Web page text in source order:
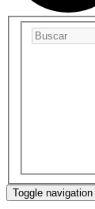
Toggle navigation